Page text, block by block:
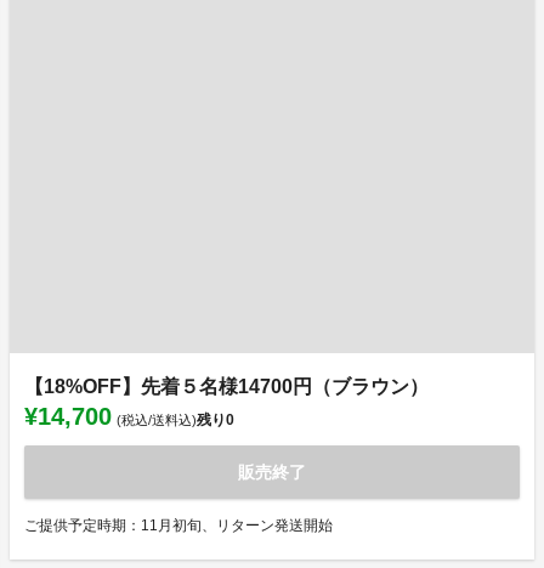
【18%OFF】先着５名様14700円（ブラウン）
¥14,700 (税込/送料込)残り0
販売終了
ご提供予定時期：11月初旬、リターン発送開始